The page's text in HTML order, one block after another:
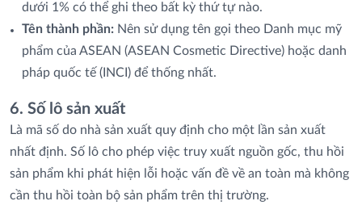
dưới 1% có thể ghi theo bất kỳ thứ tự nào.
Tên thành phần: Nên sử dụng tên gọi theo Danh mục mỹ
phẩm của ASEAN (ASEAN Cosmetic Directive) hoặc danh
pháp quốc tế (INCI) để thống nhất.
6. Số lô sản xuất
Là mã số do nhà sản xuất quy định cho một lần sản xuất
nhất định. Số lô cho phép việc truy xuất nguồn gốc, thu hồi
sản phẩm khi phát hiện lỗi hoặc vấn đề về an toàn mà không
cần thu hồi toàn bộ sản phẩm trên thị trường.